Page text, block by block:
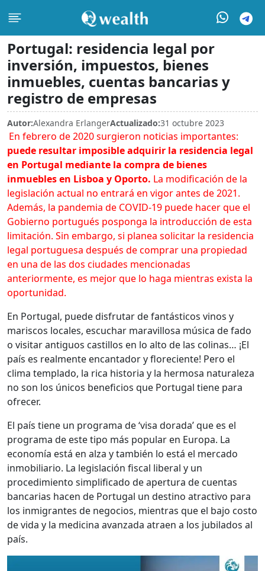
Portugal: residencia legal por
inversión, impuestos, bienes
inmuebles, cuentas bancarias y
registro de empresas
Autor:Alexandra ErlangerActualizado:31 octubre 2023
En febrero de 2020 surgieron noticias importantes:
puede resultar imposible adquirir la residencia legal
en Portugal mediante la compra de bienes
inmuebles en Lisboa y Oporto. La modificación de la
legislación actual no entrará en vigor antes de 2021.
Además, la pandemia de COVID-19 puede hacer que el
Gobierno portugués posponga la introducción de esta
limitación. Sin embargo, si planea solicitar la residencia
legal portuguesa después de comprar una propiedad
en una de las dos ciudades mencionadas
anteriormente, es mejor que lo haga mientras exista la
oportunidad.
En Portugal, puede disfrutar de fantásticos vinos y
mariscos locales, escuchar maravillosa música de fado
o visitar antiguos castillos en lo alto de las colinas… ¡El
país es realmente encantador y floreciente! Pero el
clima templado, la rica historia y la hermosa naturaleza
no son los únicos beneficios que Portugal tiene para
ofrecer.
El país tiene un programa de ‘visa dorada’ que es el
programa de este tipo más popular en Europa. La
economía está en alza y también lo está el mercado
inmobiliario. La legislación fiscal liberal y un
procedimiento simplificado de apertura de cuentas
bancarias hacen de Portugal un destino atractivo para
los inmigrantes de negocios, mientras que el bajo costo
de vida y la medicina avanzada atraen a los jubilados al
país.